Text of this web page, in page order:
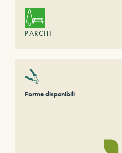
PARCHI
Forme disponibili